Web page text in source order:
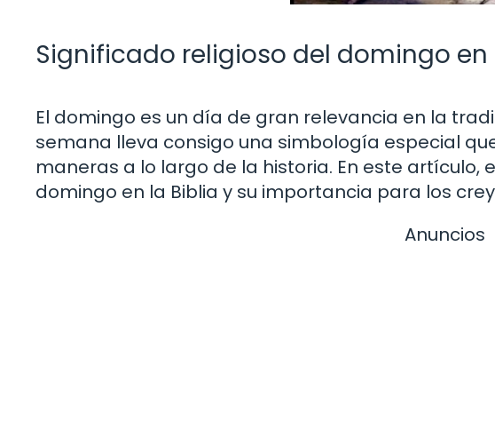
Significado religioso del domingo en
El domingo es un día de gran relevancia en la
semana lleva consigo una simbología especial
maneras a lo largo de la historia. En este artículo,
domingo en la Biblia y su importancia para los
Anuncios